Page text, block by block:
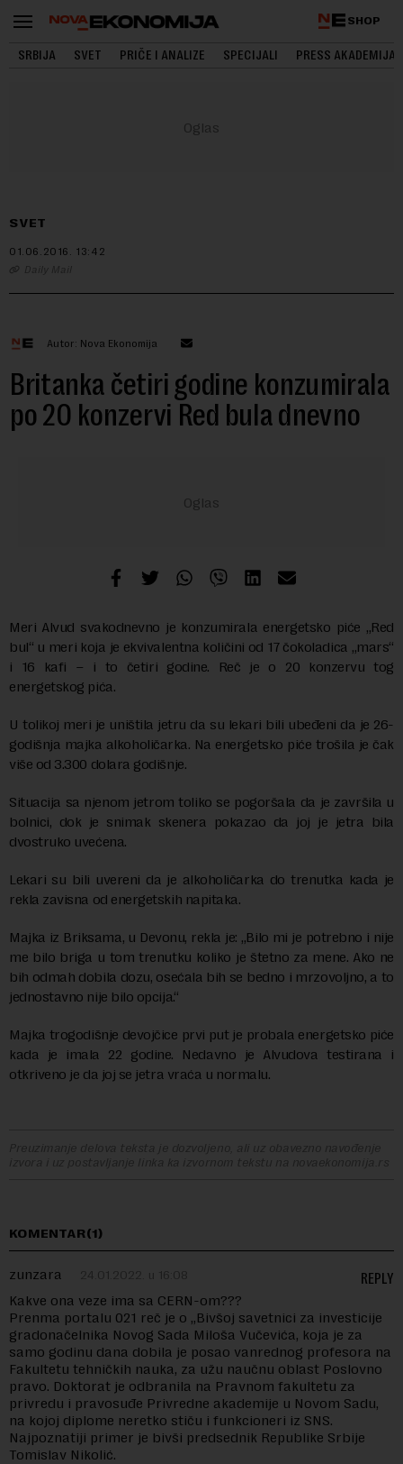
SHOP
SRBIJA SVET PRIČE I ANALIZE SPECIJALI PRESS AKADEMIJA
SVET
01.06.2016. 13:42
Daily Mail
Autor: Nova Ekonomija
Britanka četiri godine konzumirala
po 20 konzervi Red bula dnevno
Meri Alvud svakodnevno je konzumirala energetsko piće „Red
bul“ u meri koja je ekvivalentna količini od 17 čokoladica „mars“
i 16 kafi – i to četiri godine. Reč je o 20 konzervu tog
energetskog pića.
U tolikoj meri je uništila jetru da su lekari bili ubeđeni da je 26-
godišnja majka alkoholičarka. Na energetsko piće trošila je čak
više od 3.300 dolara godišnje.
Situacija sa njenom jetrom toliko se pogoršala da je završila u
bolnici, dok je snimak skenera pokazao da joj je jetra bila
dvostruko uvećena.
Lekari su bili uvereni da je alkoholičarka do trenutka kada je
rekla zavisna od energetskih napitaka.
Majka iz Briksama, u Devonu, rekla je: „Bilo mi je potrebno i nije
me bilo briga u tom trenutku koliko je štetno za mene. Ako ne
bih odmah dobila dozu, osećala bih se bedno i mrzovoljno, a to
jednostavno nije bilo opcija.“
Majka trogodišnje devojčice prvi put je probala energetsko piće
kada je imala 22 godine. Nedavno je Alvudova testirana i
otkriveno je da joj se jetra vraća u normalu.
Preuzimanje delova teksta je dozvoljeno, ali uz obavezno navođenje
izvora i uz postavljanje linka ka izvornom tekstu na novaekonomija.rs
KOMENTAR(1)
zunzara 24.01.2022. u 16:08
Kakve ona veze ima sa CERN-om???
Prenma portalu 021 reč je o „Bivšoj savetnici za investicije
gradonačelnika Novog Sada Miloša Vučevića, koja je za
samo godinu dana dobila je posao vanrednog profesora na
Fakultetu tehničkih nauka, za užu naučnu oblast Poslovno
pravo. Doktorat je odbranila na Pravnom fakultetu za
privredu i pravosuđe Privredne akademije u Novom Sadu,
na kojoj diplome neretko stiču i funkcioneri iz SNS.
Najpoznatiji primer je bivši predsednik Republike Srbije
Tomislav Nikolić.
REPLY